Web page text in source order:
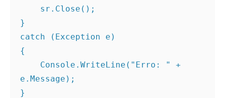
    sr.Close();
}
catch (Exception e)
{
e.Message);
}